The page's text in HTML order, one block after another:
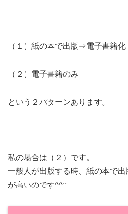
（１）紙の本で出版⇒電子書籍化
（２）電子書籍のみ
という２パターンあります。
私の場合は（２）です。
一般人が出版する時、紙の本で
が高いのです^^;;